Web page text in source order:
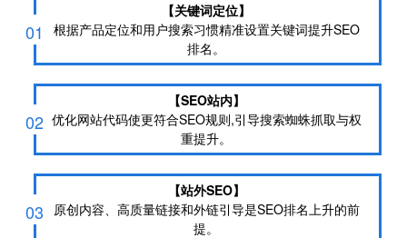
01
【关键词定位】
根据产品定位和用户搜索习惯精准设置关键词提升SEO
排名。
02
【SEO站内】
优化网站代码使更符合SEO规则,引导搜索蜘蛛抓取与权
重提升。
03
【站外SEO】
原创内容、高质量链接和外链引导是SEO排名上升的前
提。